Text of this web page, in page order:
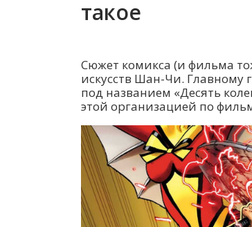
такое
Сюжет комикса (и фильма
искусств Шан-Чи. Главному
под названием «Десять
этой организацией по